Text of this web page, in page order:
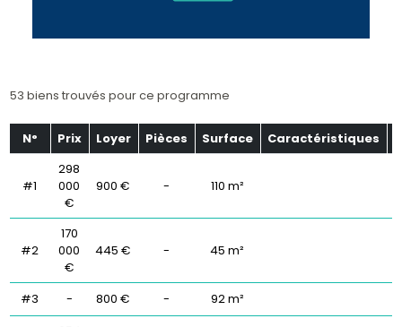
53 biens trouvés pour ce programme
N° Prix Loyer Pièces Surface Caractéristiques
#1
298
000
€
900 € - 110 m²
#2
170
000
€
445 € - 45 m²
#3 - 800 € - 92 m²